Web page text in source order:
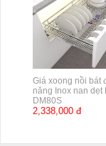
Giá xoong nồi bát
năng Inox nan dẹt
DM80S
2,338,000 đ